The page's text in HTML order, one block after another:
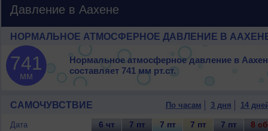
Давление в Аахене
НОРМАЛЬНОЕ АТМОСФЕРНОЕ ДАВЛЕНИЕ В
741
мм
Нормальное атмосферное давление в
составляет 741 мм рт.ст.
САМОЧУВСТВИЕ По часам 3 дня 14
Дата
6 чт 7 пт 7 пт 7 пт 7 пт 8 сб